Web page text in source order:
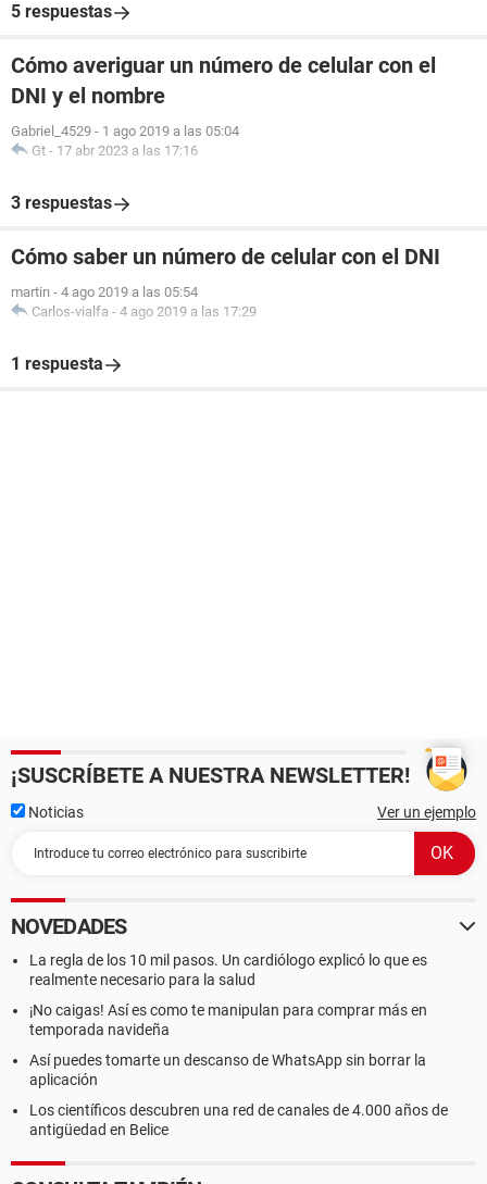
5 respuestas
Cómo averiguar un número de celular con el
DNI y el nombre
Gabriel_4529 - 1 ago 2019 a las 05:04
Gt - 17 abr 2023 a las 17:16
3 respuestas
Cómo saber un número de celular con el DNI
martin - 4 ago 2019 a las 05:54
Carlos-vialfa - 4 ago 2019 a las 17:29
1 respuesta
¡SUSCRÍBETE A NUESTRA NEWSLETTER!
Noticias Ver un ejemplo
NOVEDADES
La regla de los 10 mil pasos. Un cardiólogo explicó lo que es
realmente necesario para la salud
¡No caigas! Así es como te manipulan para comprar más en
temporada navideña
Así puedes tomarte un descanso de WhatsApp sin borrar la
aplicación
Los científicos descubren una red de canales de 4.000 años de
antigüedad en Belice